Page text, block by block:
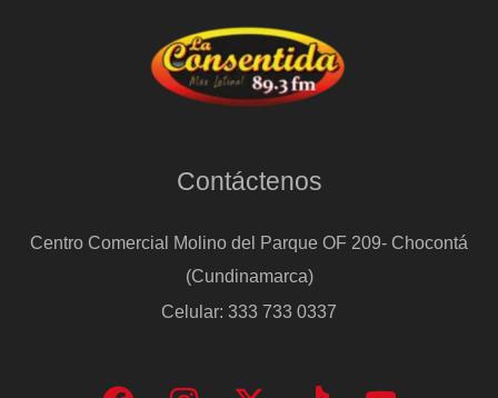
Contáctenos
Centro Comercial Molino del Parque OF 209- Chocontá
(Cundinamarca)
Celular: 333 733 0337